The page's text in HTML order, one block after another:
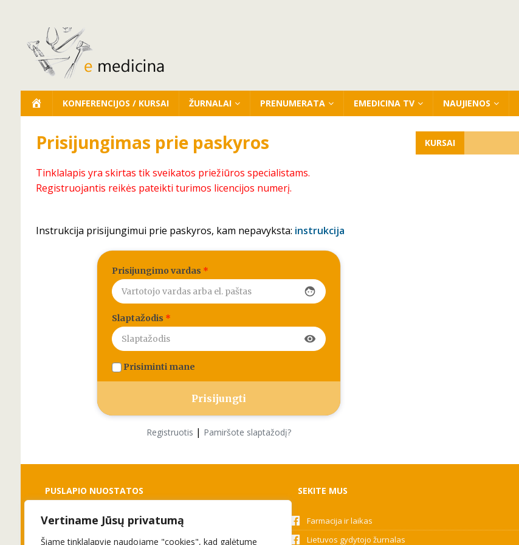
Vertiname Jūsų privatumą
Šiame tinklalapyje naudojame "cookies", kad galėtume
KONFERENCIJOS / KURSAI ŽURNALAI PRENUMERATA EMEDICINA TV NAUJIENOS
Prisijungimas prie paskyros
Tinklalapis yra skirtas tik sveikatos priežiūros specialistams.
Registruojantis reikės pateikti turimos licencijos numerį.
Instrukcija prisijungimui prie paskyros, kam nepavyksta: instrukcija
Prisijungimo vardas *
face
Slaptažodis *
visibility
Prisiminti mane
Registruotis | Pamiršote slaptažodį?
KURSAI
PUSLAPIO NUOSTATOS
Slapukai
Privatumo politika
SEKITE MUS
Farmacija ir laikas
Lietuvos gydytojo žurnalas